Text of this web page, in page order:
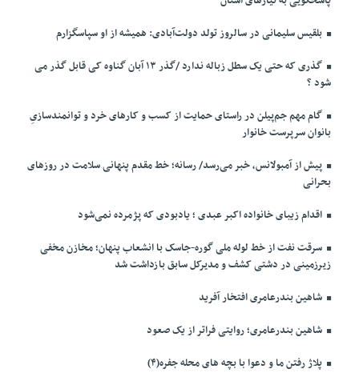
بلقیس سلیمانی در سالروز تولد دولت‌آبادی: همیشه از او سپاسگزارم
گذری که حتی یک سطل زباله ندارد /گذر ۱۳ آبان گناوه کی قابل گذر می
شود ؟
گام مهم جم‌پیلن در راستای حمایت از کسب و کارهای خرد و توانمندسازیِ
بانوان سرپرست خانوار
پیش از آمبولانس، خبر می‌رسد/ رسانه؛ خط مقدم پنهانی سلامت در روزهای
بحرانی
اقدام زیبای خانواده اکبر عبدی ؛ یادبودی که پژمرده نمی‌شود
سرقت نفت از خط لوله ملی گوره-جاسک با انشعاب پنهان؛ مخازن مخفی
زیرزمینی در دشتی کشف و مدیرکل سابق بازداشت شد
شاهین بندرعامری افتخار آفرید
شاهین بندرعامری؛ روایتی فراتر از یک صعود
پلاژ رفتن ما و دعوا با بچه های محله جفره(۴)